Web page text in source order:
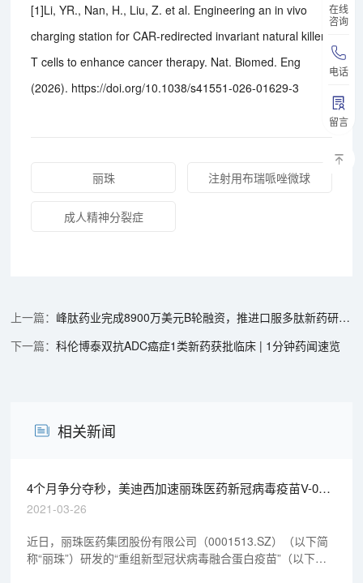
在线
咨询
电话
留言
[1]Li, YR., Nan, H., Liu, Z. et al. Engineering an in vivo
charging station for CAR-redirected invariant natural killer
T cells to enhance cancer therapy. Nat. Biomed. Eng
(2026). https://doi.org/10.1038/s41551-026-01629-3
丽珠 注射用布瑞哌唑微球
成人精神分裂症
峰肽药业完成8900万美元B轮融资，推进口服多肽新药研发 | 1分钟药闻速览
科伦博泰双抗ADC癌症1类新药获批临床 | 1分钟药闻速览
相关新闻
4个月争分夺秒，美迪西加速丽珠医药新冠病毒疫苗V-01
获临床批件
2021-03-26
近日，丽珠医药集团股份有限公司（0001513.SZ）（以下简
称“丽珠”）研发的“重组新型冠状病毒融合蛋白疫苗”（以下简